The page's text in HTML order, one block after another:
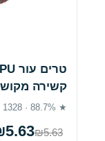
קשירה
★ 88.7% · 1328 הזמנות
₪5.63